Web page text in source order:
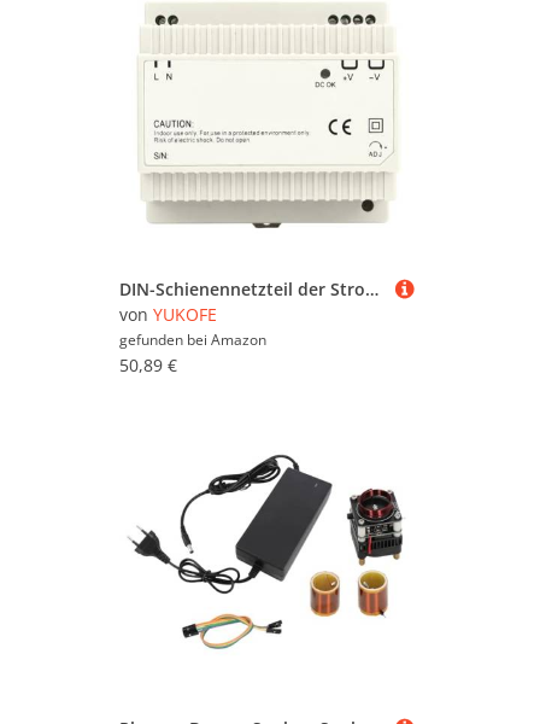
DIN-Schienennetzteil der Stromversorgung Stufe Industrie 100W Wechselstrom zu DC-Spannungsumschaltung 100-240VAC (24V)
von YUKOFE
gefunden bei Amazon
50,89 €